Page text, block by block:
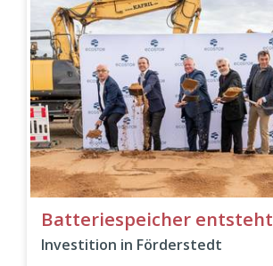
Batteriespeicher entsteht
Investition in Förderstedt